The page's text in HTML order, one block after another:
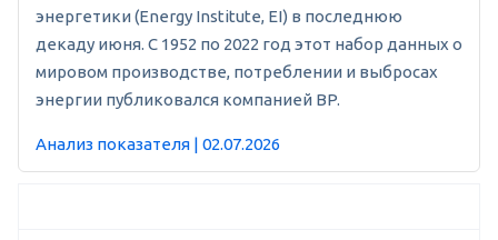
энергетики (Energy Institute, EI) в последнюю
декаду июня. С 1952 по 2022 год этот набор данных о
мировом производстве, потреблении и выбросах
энергии публиковался компанией BP.
Анализ показателя | 02.07.2026